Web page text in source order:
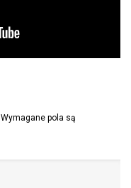
Wymagane pola są